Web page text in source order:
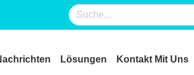
Lösungen Kontakt Mit Uns